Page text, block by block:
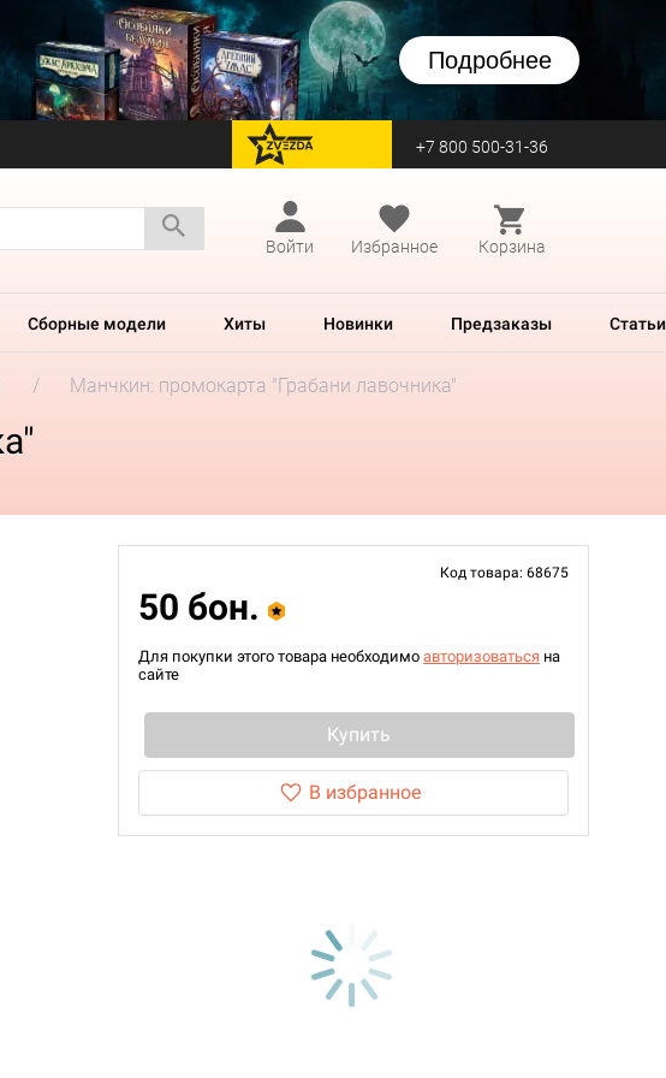
Подробнее
перейти на Zvezda +7 800 500-31-36
Войти
Избранное Корзина
Сборные модели Хиты Новинки Предзаказы Статьи
Манчкин: промокарта "Грабани лавочника"
Код товара: 68675
50 бон.
Для покупки этого товара необходимо авторизоваться на
сайте
Купить
В избранное